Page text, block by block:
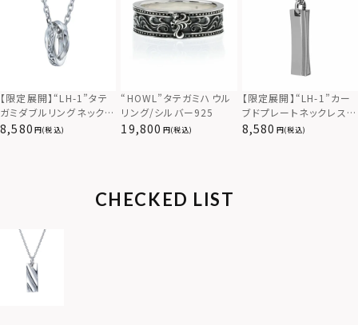
【限定展開】“LH-1”タテ
ガミダブルリングネックレ
ス（ツイスト/シルバー）/
8,580 (税込)
“HOWL”タテガミハウル
リング/シルバー925
19,800 (税込)
【限定展開】“LH-1”カー
ブドプレートネックレス/
サージカルステンレス（金
8,580 (税込)
CHECKED LIST